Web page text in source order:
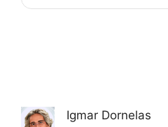
Igmar Dornelas